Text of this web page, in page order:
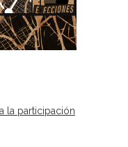
la participación